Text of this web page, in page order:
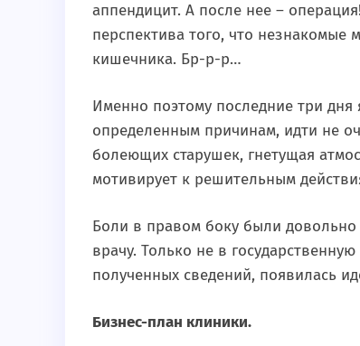
аппендицит. А после нее –
перспектива того, что незнакомые
кишечника. Бр-р-р…
Именно поэтому последние три
определенным причинам, идти не
болеющих старушек, гнетущая
мотивирует к решительным
Боли в правом боку были довольно
врачу. Только не в
полученных сведений, появилась
Бизнес-план клиники.